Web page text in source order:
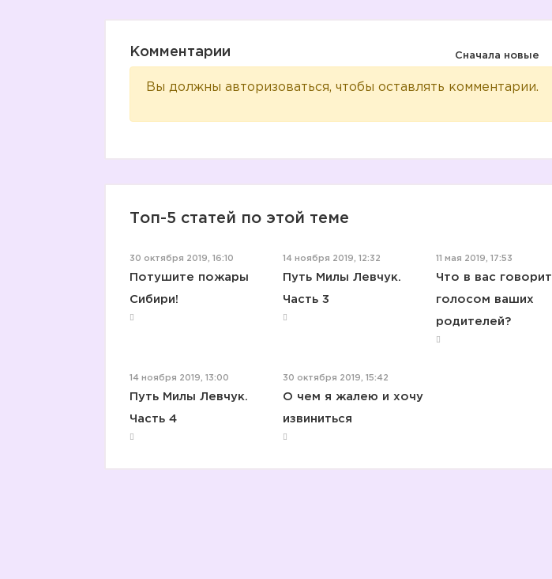
2️⃣
3️⃣
Комментарии Сначала новые
Вы должны авторизоваться, чтобы оставлять комментарии.
Топ-5 статей по этой теме
30 октября 2019, 16:10
Потушите пожары
Сибири!
14 ноября 2019, 12:32
Путь Милы Левчук.
Часть 3
11 мая 2019, 17:53
Что в вас говорит
голосом ваших
родителей?
14 ноября 2019, 13:00
Путь Милы Левчук.
Часть 4
30 октября 2019, 15:42
О чем я жалею и хочу
извиниться